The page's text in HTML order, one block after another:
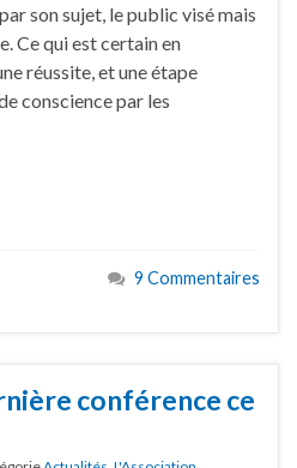
son sujet, le public visé mais
Ce qui est certain en
réussite, et une étape
conscience par les
9 Commentaires
conférence ce